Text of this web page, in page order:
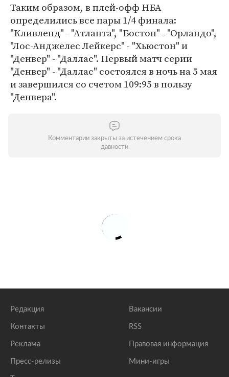
Таким образом, в плей-офф НБА
определились все пары 1/4 финала:
"Кливленд" - "Атланта", "Бостон" - "Орландо",
"Лос-Анджелес Лейкерс" - "Хьюстон" и
"Денвер" - "Даллас". Первый матч серии
"Денвер" - "Даллас" состоялся в ночь на 5 мая
и завершился со счетом 109:95 в пользу
"Денвера".
Комментарии закрыты за истечением срока
давности
Редакция
Контакты
Реклама
Пресс-релизы
Вакансии
RSS
Правовая информация
Мини-игры